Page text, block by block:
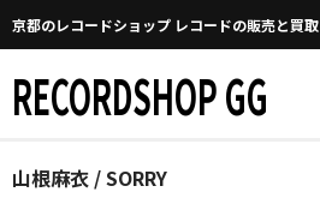
京都のレコードショップ レコードの販売と買取
RECORDSHOP GG
Home
山根麻衣 / SORRY